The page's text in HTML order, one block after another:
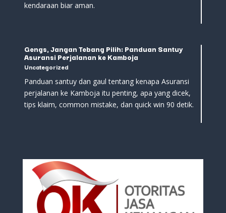
kendaraan biar aman.
Gengs, Jangan Tebang Pilih: Panduan Santuy
Asuransi Perjalanan ke Kamboja
Uncategorized
Panduan santuy dan gaul tentang kenapa Asuransi
perjalanan ke Kamboja itu penting, apa yang dicek,
tips klaim, common mistake, dan quick win 90 detik.